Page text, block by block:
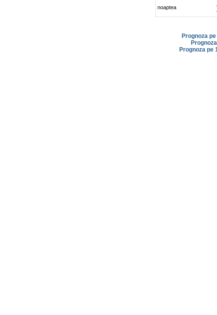
noaptea
Prognoza
Prognoza pe